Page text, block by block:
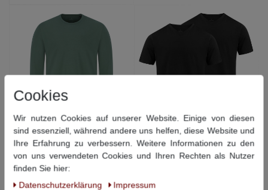
RAGMAN
Langarmshirt extra lang -
salbeigrün
29,95 €
RAGMAN
Extra lange T-Shirts im 2er-
Pack - V-Ausschnitt -
Cookies
Wir nutzen Cookies auf unserer Website. Einige von diesen
sind essenziell, während andere uns helfen, diese Website und
Ihre Erfahrung zu verbessern. Weitere Informationen zu den
von uns verwendeten Cookies und Ihren Rechten als Nutzer
finden Sie hier:
Daten­schutz­erklärung
Impressum